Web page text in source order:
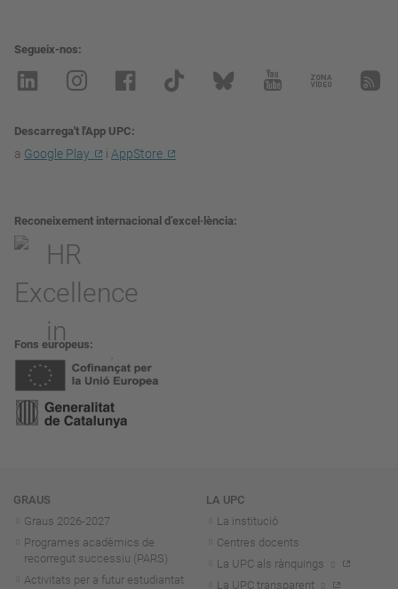
Segueix-nos
Descarrega't l'App UPC
a Google Play i AppStore
Reconeixement internacional d’excel·lència
Fons europeus
Navegació
GRAUS
Graus 2026-2027
Programes acadèmics de
recorregut successiu (PARS)
Activitats per a futur estudiantat
LA UPC
La institució
Centres docents
La UPC als rànquings
La UPC transparent